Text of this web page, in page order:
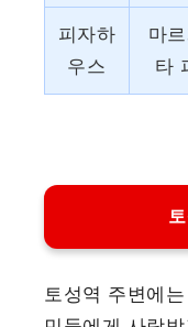
피자하
우스
마르
타
토성역 주변에